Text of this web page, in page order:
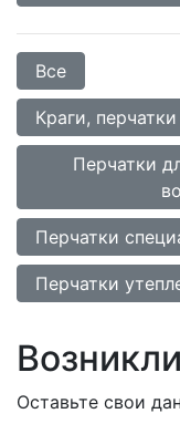
Все
Краги,
Перчатки
Перчатки
Перчатки
Оставьте свои